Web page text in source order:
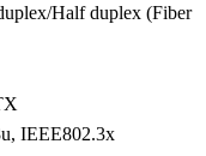
Half duplex (Fiber
IEEE802.3x